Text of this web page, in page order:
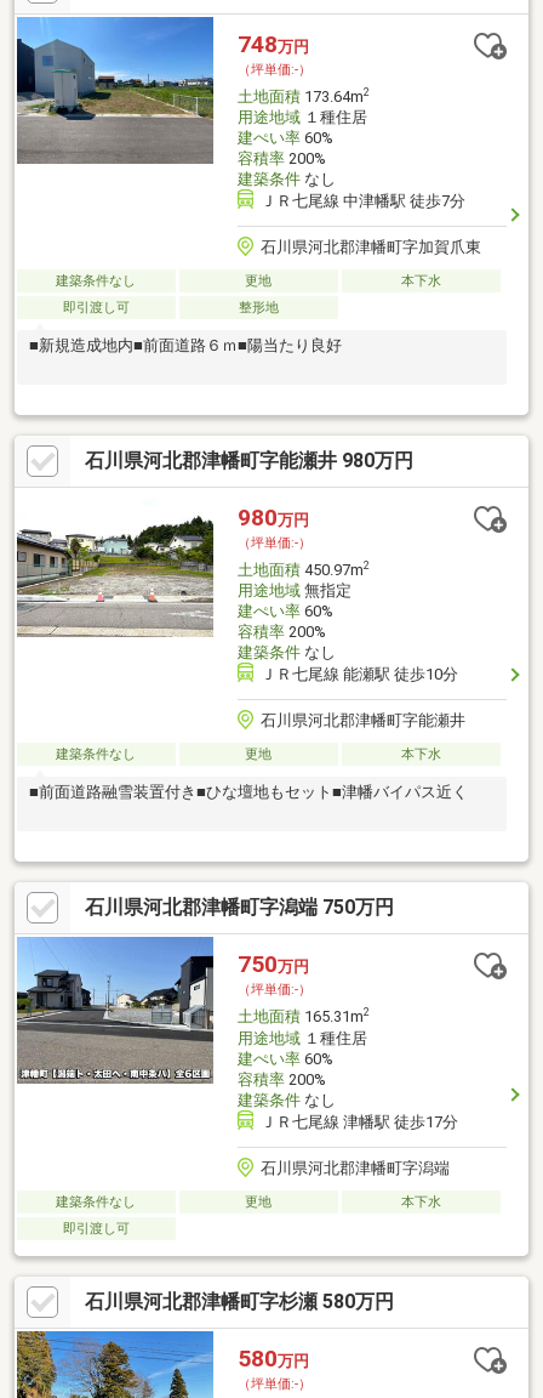
748万円
（坪単価:-）
土地面積173.64m2
用途地域１種住居
建ぺい率60%
容積率200%
建築条件なし
ＪＲ七尾線 中津幡駅 徒歩7分
石川県河北郡津幡町字加賀爪東
建築条件なし 更地
本下水
即引渡し可
整形地
■新規造成地内■前面道路６ｍ■陽当たり良好
石川県河北郡津幡町字能瀬井 980万円
980万円
（坪単価:-）
土地面積450.97m2
用途地域無指定
建ぺい率60%
容積率200%
建築条件なし
ＪＲ七尾線 能瀬駅 徒歩10分
石川県河北郡津幡町字能瀬井
建築条件なし 更地 本下水
■前面道路融雪装置付き■ひな壇地もセット■津幡バイパス近く
石川県河北郡津幡町字潟端 750万円
750万円
（坪単価:-）
土地面積165.31m2
用途地域１種住居
建ぺい率60%
容積率200%
建築条件なし
ＪＲ七尾線 津幡駅 徒歩17分
石川県河北郡津幡町字潟端
建築条件なし 更地
本下水
即引渡し可
石川県河北郡津幡町字杉瀬 580万円
580万円
（坪単価:-）